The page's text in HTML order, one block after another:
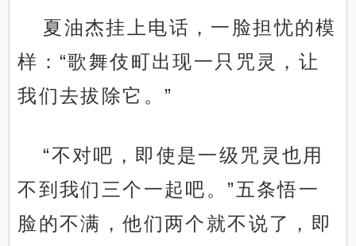
夏油杰挂上电话，一脸担忧的模
样：“歌舞伎町出现一只咒灵，让
我们去拔除它。”
“不对吧，即使是一级咒灵也用
不到我们三个一起吧。”五条悟一
脸的不满，他们两个就不说了，即